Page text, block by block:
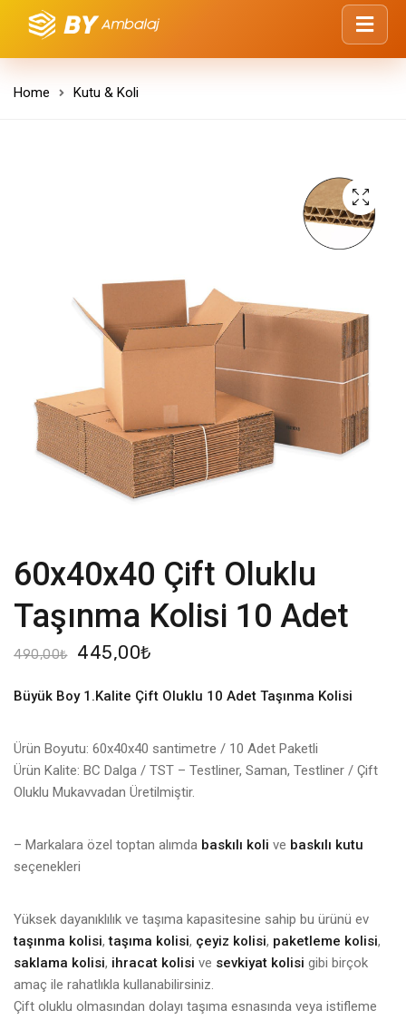
Home Kutu & Koli
60x40x40 Çift Oluklu
Taşınma Kolisi 10 Adet
490,00₺ 445,00₺
Büyük Boy 1.Kalite Çift Oluklu 10 Adet Taşınma Kolisi
Ürün Boyutu: 60x40x40 santimetre / 10 Adet Paketli
Ürün Kalite: BC Dalga / TST – Testliner, Saman, Testliner / Çift
Oluklu Mukavvadan Üretilmiştir.
– Markalara özel toptan alımda baskılı koli ve baskılı kutu
seçenekleri
Yüksek dayanıklılık ve taşıma kapasitesine sahip bu ürünü ev
taşınma kolisi,taşıma kolisi, çeyiz kolisi, paketleme kolisi,
saklama kolisi, ihracat kolisi ve sevkiyat kolisi gibi birçok
amaç ile rahatlıkla kullanabilirsiniz.
Çift oluklu olmasından dolayı taşıma esnasında veya istifleme